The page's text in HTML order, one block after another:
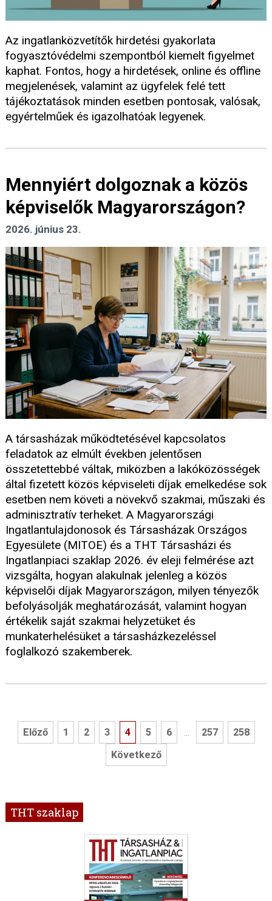
Az ingatlanközvetítők hirdetési gyakorlata
fogyasztóvédelmi szempontból kiemelt figyelmet
kaphat. Fontos, hogy a hirdetések, online és offline
megjelenések, valamint az ügyfelek felé tett
tájékoztatások minden esetben pontosak, valósak,
egyértelműek és igazolhatóak legyenek.
Mennyiért dolgoznak a közös
képviselők Magyarországon?
2026. június 23.
A társasházak működtetésével kapcsolatos
feladatok az elmúlt években jelentősen
összetettebbé váltak, miközben a lakóközösségek
által fizetett közös képviseleti díjak emelkedése sok
esetben nem követi a növekvő szakmai, műszaki és
adminisztratív terheket. A Magyarországi
Ingatlantulajdonosok és Társasházak Országos
Egyesülete (MITOE) és a THT Társasházi és
Ingatlanpiaci szaklap 2026. év eleji felmérése azt
vizsgálta, hogyan alakulnak jelenleg a közös
képviselői díjak Magyarországon, milyen tényezők
befolyásolják meghatározását, valamint hogyan
értékelik saját szakmai helyzetüket és
munkaterhelésüket a társasházkezeléssel
foglalkozó szakemberek.
Előző 1 2 3 4 5 6 ... 257
258
Következő
THT szaklap